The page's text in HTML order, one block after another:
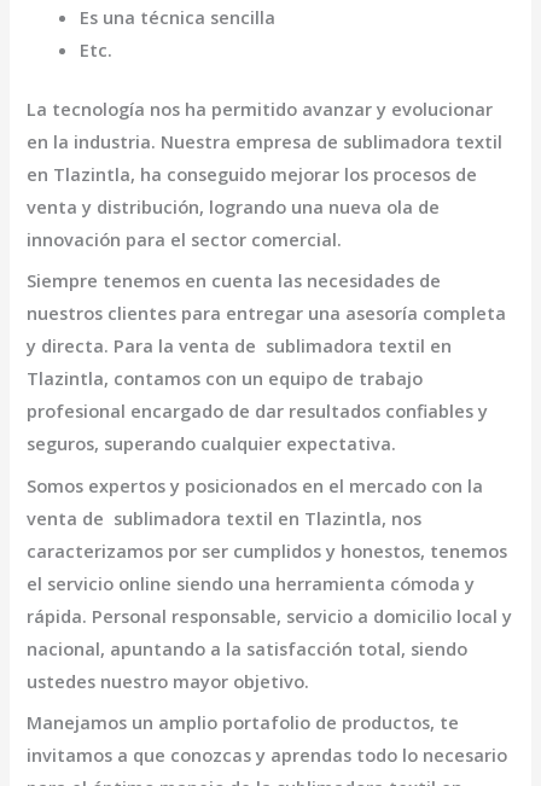
Es una técnica sencilla
Etc.
La tecnología nos ha permitido avanzar y evolucionar
en la industria. Nuestra empresa de sublimadora textil
en Tlazintla, ha conseguido mejorar los procesos de
venta y distribución, logrando una nueva ola de
innovación para el sector comercial.
Siempre tenemos en cuenta las necesidades de
nuestros clientes para entregar una asesoría completa
y directa. Para la venta de sublimadora textil en
Tlazintla, contamos con un equipo de trabajo
profesional encargado de dar resultados confiables y
seguros, superando cualquier expectativa.
Somos expertos y posicionados en el mercado con la
venta de sublimadora textil en Tlazintla, nos
caracterizamos por ser cumplidos y honestos, tenemos
el servicio online siendo una herramienta cómoda y
rápida. Personal responsable, servicio a domicilio local y
nacional, apuntando a la satisfacción total, siendo
ustedes nuestro mayor objetivo.
Manejamos un amplio portafolio de productos, te
invitamos a que conozcas y aprendas todo lo necesario